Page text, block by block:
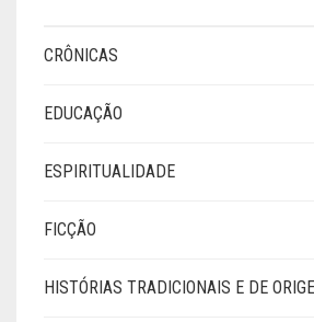
CRÔNICAS
EDUCAÇÃO
ESPIRITUALIDADE
FICÇÃO
HISTÓRIAS TRADICIONAIS E DE